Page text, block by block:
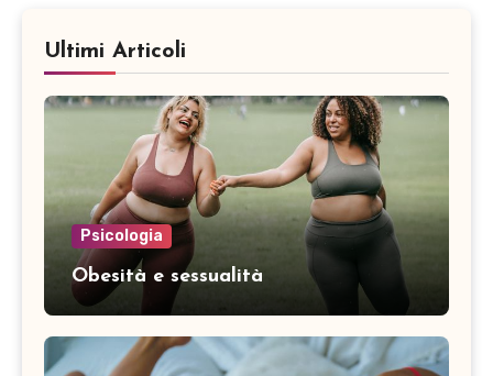
Ultimi Articoli
Psicologia
Obesità e sessualità